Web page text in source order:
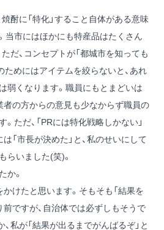
酎に「特化」すること自体がある意味
当市にはほかにも特産品はたくさん
だ、コンセプトが「都城市を知っても
ためにはアイテムを絞らないと、あれ
弱くなります。職員にもとまどいは
者の方からの意見も少なからず職員の
ただ、「PRには特化戦略しかない」
「市長が決めた」と、私のせいにして
らいました(笑)。
か。
けたと思います。そもそも「結果を
前ですが、自治体では必ずしもそうで
私が「結果が出るまでがんばるぞ」と